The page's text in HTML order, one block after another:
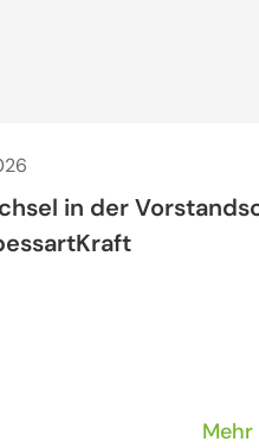
in der
Mehr